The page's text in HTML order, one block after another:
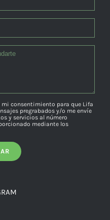
mi consentimiento para que Lifa
pregrabados y/o me envíe
y servicios al número
mediante los